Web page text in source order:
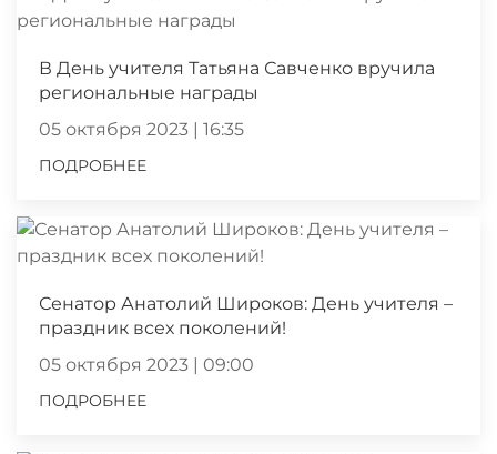
В День учителя Татьяна Савченко вручила
региональные награды
05 октября 2023 | 16:35
ПОДРОБНЕЕ
Сенатор Анатолий Широков: День учителя –
праздник всех поколений!
05 октября 2023 | 09:00
ПОДРОБНЕЕ